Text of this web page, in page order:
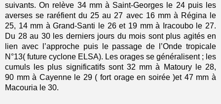
suivants. On relève 34 mm à Saint-Georges le 24 puis les
averses se raréfient du 25 au 27 avec 16 mm à Régina le
25, 14 mm à Grand-Santi le 26 et 19 mm à Iracoubo le 27.
Du 28 au 30 les derniers jours du mois sont plus agités en
lien avec l’approche puis le passage de l’Onde tropicale
N°13( future cyclone ELSA). Les orages se généralisent ; les
cumuls les plus significatifs sont 32 mm à Matoury le 28,
90 mm à Cayenne le 29 ( fort orage en soirée )et 47 mm à
Macouria le 30.